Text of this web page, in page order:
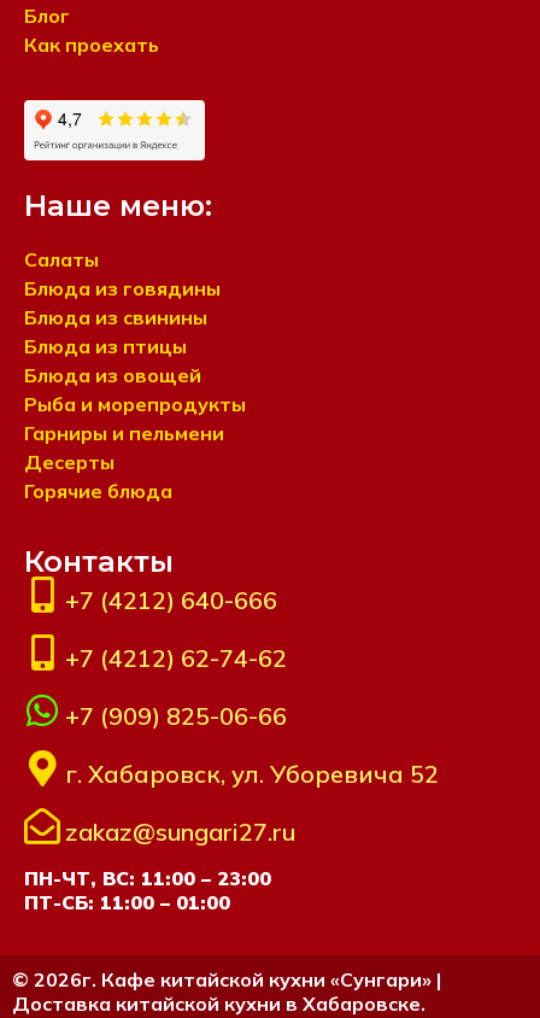
Блог
Как проехать
Наше меню:
Салаты
Блюда из говядины
Блюда из свинины
Блюда из птицы
Блюда из овощей
Рыба и морепродукты
Гарниры и пельмени
Десерты
Горячие блюда
Контакты
+7 (4212) 640-666
+7 (4212) 62-74-62
+7 (909) 825-06-66
г. Хабаровск, ул. Уборевича 52
zakaz@sungari27.ru
ПН-ЧТ, ВС: 11:00 – 23:00
ПТ-СБ: 11:00 – 01:00
© 2026г. Кафе китайской кухни «Сунгари» |
Доставка китайской кухни в Хабаровске.